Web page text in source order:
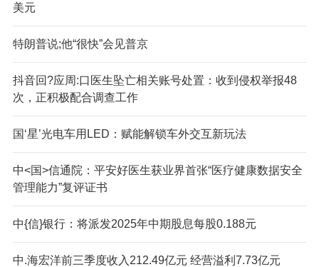
美元
特朗普说;他“很快”会见普京
抖音回?应周:口医生坠亡相关账号处置：收到侵权举报48
次，正积极配合调查工作
国‘星’光电车用LED：赋能解锁车外交互新玩法
中<国>信通院：平安好医生获业界首张“医疗健康数据安全
管理能力”复评证书
中{信}银行：将派发2025年中期股息每股0.188元
中.海宏洋前三季度收入212.49亿元 经营溢利7.73亿元